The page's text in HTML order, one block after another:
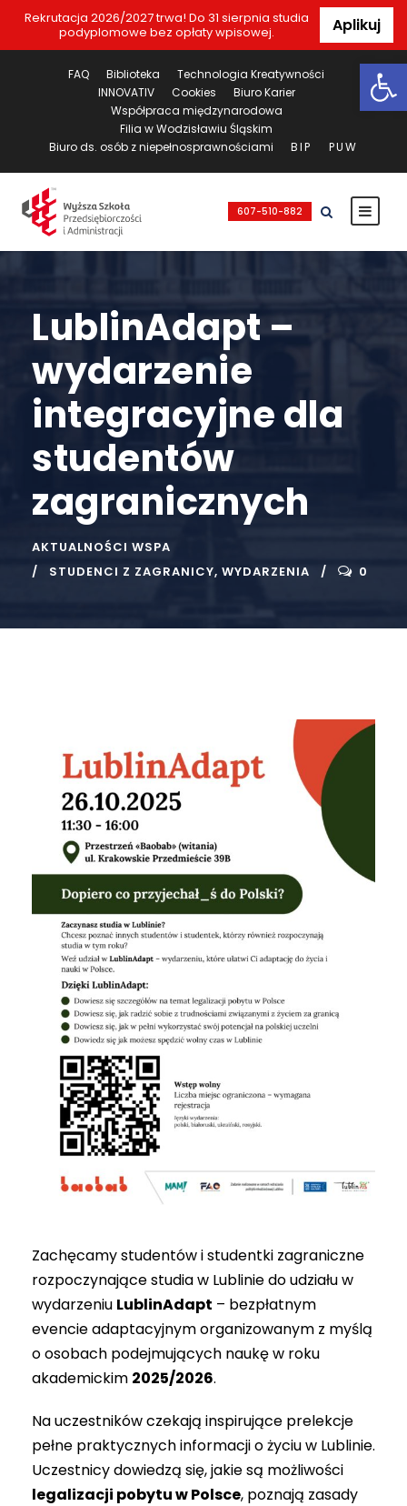
Rekrutacja 2026/2027 trwa! Do 31 sierpnia studia
podyplomowe bez opłaty wpisowej.
Aplikuj
FAQ Biblioteka
Technologia Kreatywności
INNOVATIV
Cookies
Biuro Karier
Współpraca międzynarodowa
Filia w Wodzisławiu Śląskim
Biuro ds. osób z niepełnosprawnościami
BIP PUW
607-510-882
LublinAdapt –
wydarzenie
integracyjne dla
studentów
zagranicznych
AKTUALNOŚCI WSPA
STUDENCI Z ZAGRANICY, WYDARZENIA 0
Zachęcamy studentów i studentki zagraniczne
rozpoczynające studia w Lublinie do udziału w
wydarzeniu LublinAdapt – bezpłatnym
evencie adaptacyjnym organizowanym z myślą
o osobach podejmujących naukę w roku
akademickim 2025/2026.
Na uczestników czekają inspirujące prelekcje
pełne praktycznych informacji o życiu w Lublinie.
Uczestnicy dowiedzą się, jakie są możliwości
legalizacji pobytu w Polsce, poznają zasady